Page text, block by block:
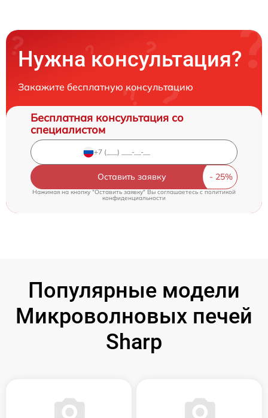
Нужна консультация?
Закажите бесплатную консультацию
Бесплатная консультация со
специалистом
Оставить заявку
Нажимая на кнопку "Оставить заявку" Вы соглашаетесь cполитикой
конфиденциальности
Популярные модели
Микроволновых печей
Sharp